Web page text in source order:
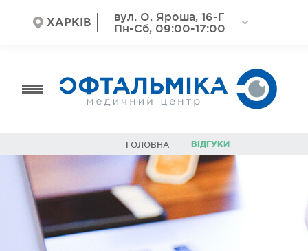
ХАРКІВ
вул. О. Яроша, 16-Г
Пн-Сб, 09:00-17:00
ГОЛОВНА ВІДГУКИ